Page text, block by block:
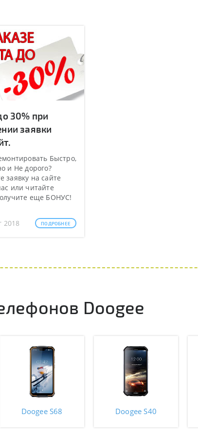
30% при
заявки
Быстро,
и Не дорого?
заявку на сайте
или читайте
еще БОНУС!
2018 ПОДРОБНЕЕ
Doogee
Doogee S68 Doogee S40